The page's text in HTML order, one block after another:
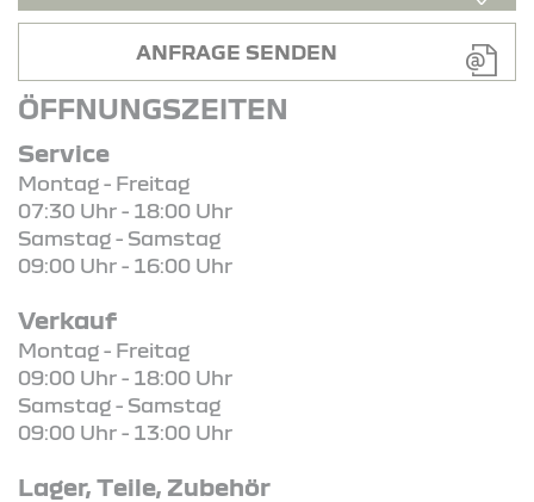
ANFRAGE SENDEN
ÖFFNUNGSZEITEN
Service
Montag - Freitag
07:30 Uhr - 18:00 Uhr
Samstag - Samstag
09:00 Uhr - 16:00 Uhr
Verkauf
Montag - Freitag
09:00 Uhr - 18:00 Uhr
Samstag - Samstag
09:00 Uhr - 13:00 Uhr
Lager, Teile, Zubehör